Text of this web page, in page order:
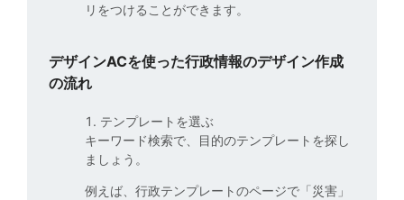
リをつけることができます。
デザインACを使った行政情報のデザイン作成
の流れ
1. テンプレートを選ぶ
キーワード検索で、目的のテンプレートを探し
ましょう。
例えば、行政テンプレートのページで「災害」